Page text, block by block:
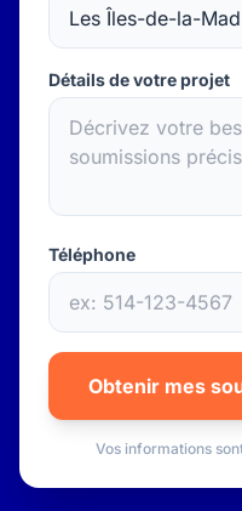
Détails de votre projet
Téléphone
Obtenir mes
Vos informations